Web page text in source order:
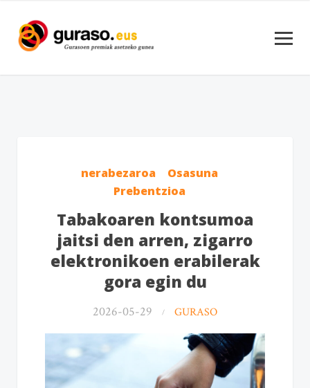
nerabezaroa
Osasuna
Prebentzioa
Tabakoaren kontsumoa
jaitsi den arren, zigarro
elektronikoen erabilerak
gora egin du
2026-05-29 GURASO